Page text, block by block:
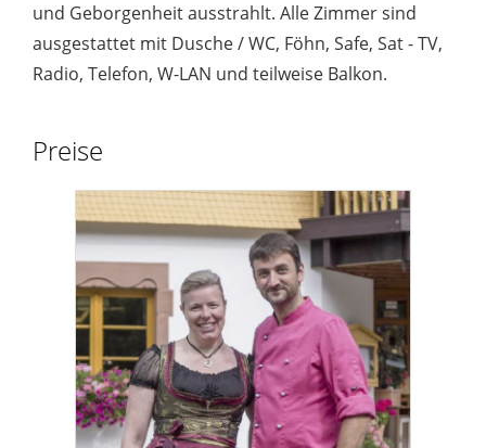
und Geborgenheit ausstrahlt. Alle Zimmer sind
ausgestattet mit Dusche / WC, Föhn, Safe, Sat - TV,
Radio, Telefon, W-LAN und teilweise Balkon.
Preise